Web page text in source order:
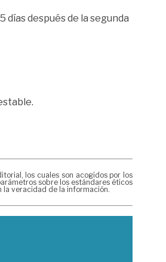
después de la segunda
los cuales son acogidos por los
sobre los estándares éticos
la veracidad de la información.